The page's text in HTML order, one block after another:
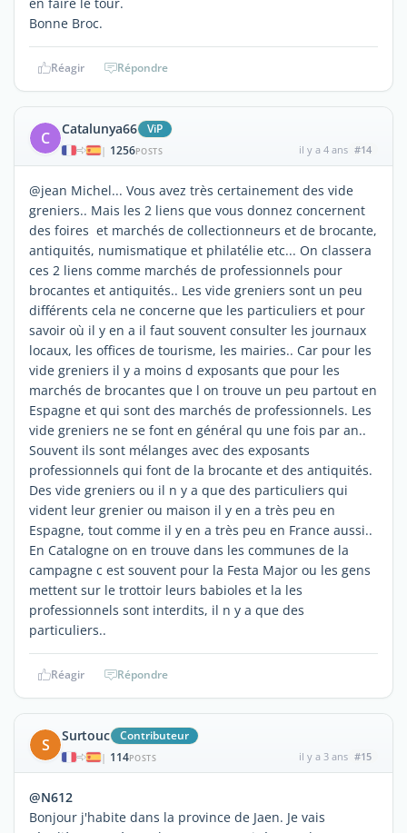
Bonne Broc.
Réagir Répondre
C Catalunya66 ViP
| 1256POSTS il y a 4 ans #14
@jean Michel... Vous avez très certainement des vide
greniers.. Mais les 2 liens que vous donnez concernent
des foires et marchés de collectionneurs et de brocante,
antiquités, numismatique et philatélie etc... On classera
ces 2 liens comme marchés de professionnels pour
brocantes et antiquités.. Les vide greniers sont un peu
différents cela ne concerne que les particuliers et pour
savoir où il y en a il faut souvent consulter les journaux
locaux, les offices de tourisme, les mairies.. Car pour les
vide greniers il y a moins d exposants que pour les
marchés de brocantes que l on trouve un peu partout en
Espagne et qui sont des marchés de professionnels. Les
vide greniers ne se font en général qu une fois par an..
Souvent ils sont mélanges avec des exposants
professionnels qui font de la brocante et des antiquités.
Des vide greniers ou il n y a que des particuliers qui
vident leur grenier ou maison il y en a très peu en
Espagne, tout comme il y en a très peu en France aussi..
En Catalogne on en trouve dans les communes de la
campagne c est souvent pour la Festa Major ou les gens
mettent sur le trottoir leurs babioles et la les
professionnels sont interdits, il n y a que des
particuliers..
Réagir Répondre
S Surtouc Contributeur
| 114POSTS il y a 3 ans #15
@N612
Bonjour j'habite dans la province de Jaen. Je vais